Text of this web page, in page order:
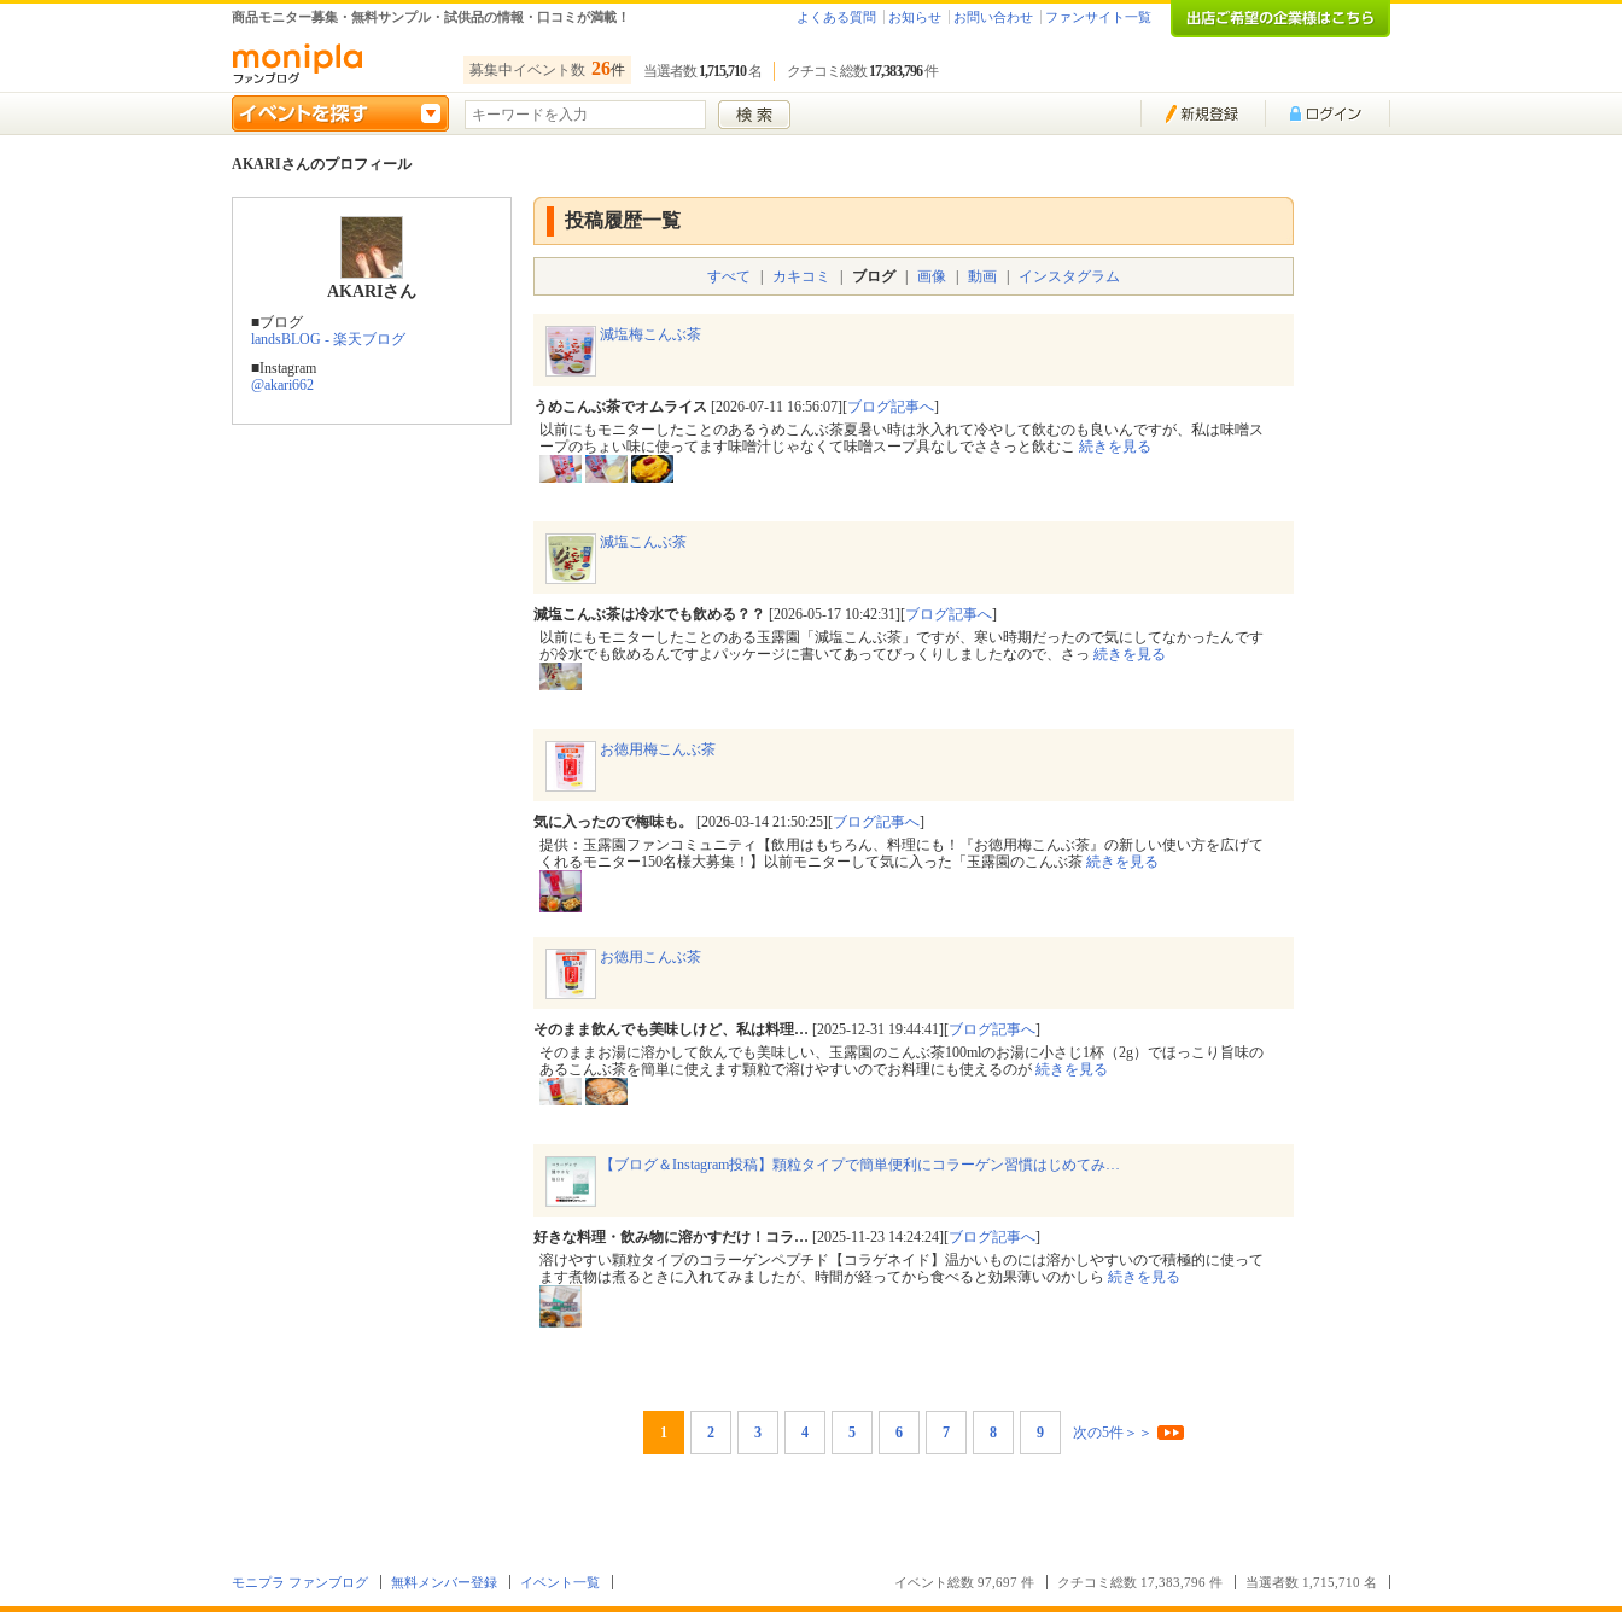
商品モニター募集・無料サンプル・試供品の情報・口コミが満載！ よくある質問 お知らせ お問い合わせ ファンサイト一覧
募集中イベント数 26件 当選者数 1,715,710名 クチコミ総数 17,383,796件
AKARIさんのプロフィール
AKARIさん
■ブログ
landsBLOG - 楽天ブログ
■Instagram
@akari662
投稿履歴一覧
すべて カキコミ ブログ 画像 動画 インスタグラム
減塩梅こんぶ茶
うめこんぶ茶でオムライス [2026-07-11 16:56:07][ブログ記事へ]
以前にもモニターしたことのあるうめこんぶ茶夏暑い時は氷入れて冷やして飲むのも良いんですが、私は味噌ス
ープのちょい味に使ってます味噌汁じゃなくて味噌スープ具なしでささっと飲むこ 続きを見る
減塩こんぶ茶
減塩こんぶ茶は冷水でも飲める？？ [2026-05-17 10:42:31][ブログ記事へ]
以前にもモニターしたことのある玉露園「減塩こんぶ茶」ですが、寒い時期だったので気にしてなかったんです
が冷水でも飲めるんですよパッケージに書いてあってびっくりしましたなので、さっ 続きを見る
お徳用梅こんぶ茶
気に入ったので梅味も。 [2026-03-14 21:50:25][ブログ記事へ]
提供：玉露園ファンコミュニティ【飲用はもちろん、料理にも！『お徳用梅こんぶ茶』の新しい使い方を広げて
くれるモニター150名様大募集！】以前モニターして気に入った「​玉露園のこんぶ茶 続きを見る
お徳用こんぶ茶
そのまま飲んでも美味しけど、私は料理… [2025-12-31 19:44:41][ブログ記事へ]
そのままお湯に溶かして飲んでも美味しい、玉露園のこんぶ茶100mlのお湯に小さじ1杯（2g）でほっこり旨味の
あるこんぶ茶を簡単に使えます顆粒で溶けやすいのでお料理にも使えるのが 続きを見る
【ブログ＆Instagram投稿】顆粒タイプで簡単便利にコラーゲン習慣はじめてみ…
好きな料理・飲み物に溶かすだけ！コラ… [2025-11-23 14:24:24][ブログ記事へ]
溶けやすい顆粒タイプのコラーゲンペプチド【コラゲネイド】温かいものには溶かしやすいので積極的に使って
ます煮物は煮るときに入れてみましたが、時間が経ってから食べると効果薄いのかしら 続きを見る
1 2 3 4 5 6 7 8 9 次の5件＞＞
モニプラ ファンブログ 無料メンバー登録 イベント一覧 イベント総数 97,697 件 クチコミ総数 17,383,796 件 当選者数 1,715,710 名